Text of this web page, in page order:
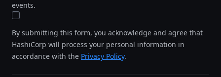
events.
By submitting this form, you acknowledge and agree that
HashiCorp will process your personal information in
accordance with the Privacy Policy.